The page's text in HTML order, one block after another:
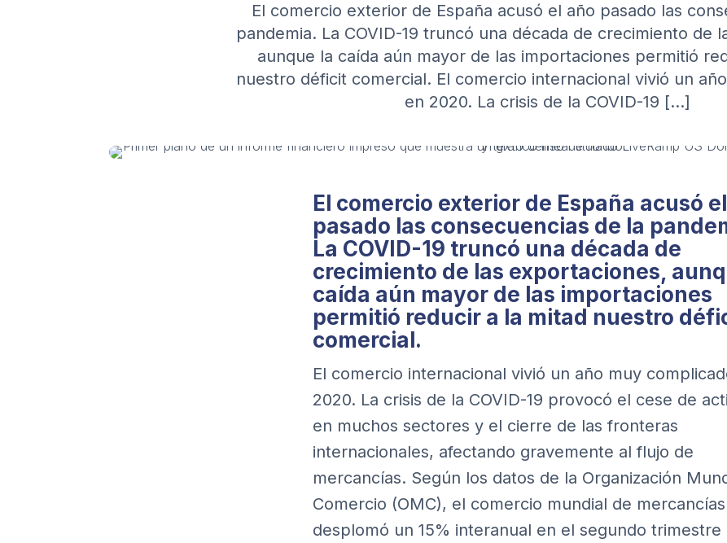
El comercio exterior de España acusó el año pasado las
pandemia. La COVID-19 truncó una década de crecimiento de
aunque la caída aún mayor de las importaciones permitió
nuestro déficit comercial. El comercio internacional vivió un
en 2020. La crisis de la COVID-19 […]
El comercio exterior de España acusó
pasado las consecuencias de la
La COVID-19 truncó una década de
crecimiento de las exportaciones,
caída aún mayor de las importaciones
permitió reducir a la mitad nuestro
comercial.
El comercio internacional vivió un año muy
2020. La crisis de la COVID-19 provocó el cese de
en muchos sectores y el cierre de las fronteras
internacionales, afectando gravemente al flujo de
mercancías. Según los datos de la Organización
Comercio (OMC), el comercio mundial de
desplomó un 15% interanual en el segundo trimestre